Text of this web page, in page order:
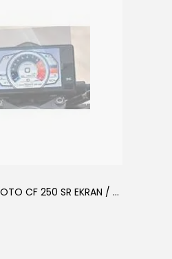
AEL-TECH CF MOTO CF 250 SR EKRAN / GÖSTERGE KORUYUCU 2023-2025